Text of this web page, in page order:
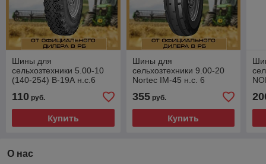
Шины для
сельхозтехники 5.00-10
(140-254) В-19А н.с.6
110 руб.
Купить
Шины для
сельхозтехники 9.00-20
Nortec IM-45 н.с. 6
355руб.
Купить
О нас